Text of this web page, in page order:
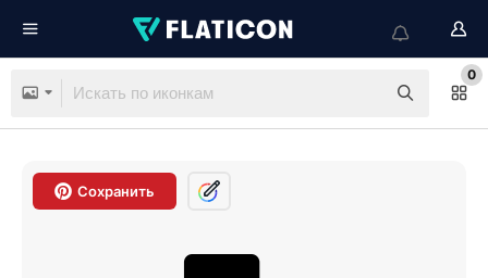
0
Сохранить